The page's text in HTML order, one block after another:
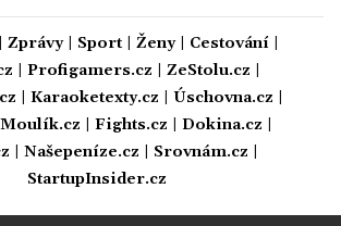
Zprávy| Sport| Ženy| Cestování|
Profigamers.cz ZeStolu.cz
Karaoketexty.cz Úschovna.cz
Moulík.cz Fights.cz Dokina.cz
Našepeníze.cz Srovnám.cz
StartupInsider.cz